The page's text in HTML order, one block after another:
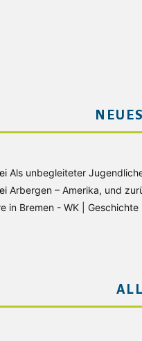
Als unbegleiteter
Arbergen – Amerika, und
in Bremen - WK | Geschichte